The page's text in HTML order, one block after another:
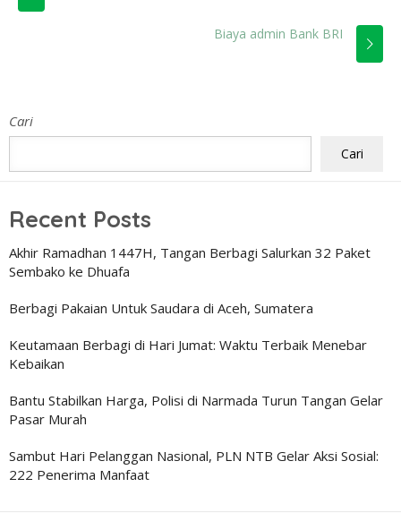
Biaya admin Bank BRI
Cari
Cari
Recent Posts
Akhir Ramadhan 1447H, Tangan Berbagi Salurkan 32 Paket
Sembako ke Dhuafa
Berbagi Pakaian Untuk Saudara di Aceh, Sumatera
Keutamaan Berbagi di Hari Jumat: Waktu Terbaik Menebar
Kebaikan
Bantu Stabilkan Harga, Polisi di Narmada Turun Tangan Gelar
Pasar Murah
Sambut Hari Pelanggan Nasional, PLN NTB Gelar Aksi Sosial:
222 Penerima Manfaat